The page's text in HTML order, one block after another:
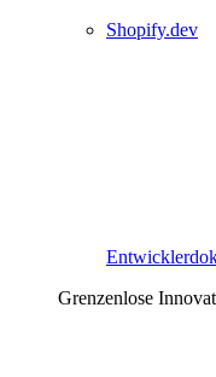
Shopify.dev
Grenzenlose